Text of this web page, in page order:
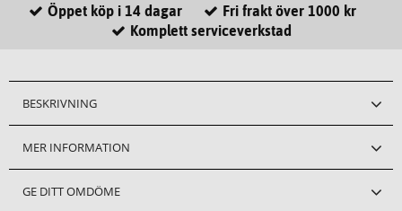
Öppet köp i 14 dagar
Fri frakt över 1000 kr
Komplett serviceverkstad
BESKRIVNING
MER INFORMATION
GE DITT OMDÖME